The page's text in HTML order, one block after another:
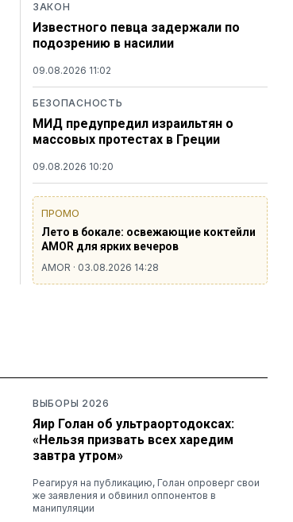
ЗАКОН
Известного певца задержали по
подозрению в насилии
09.08.2026 11:02
БЕЗОПАСНОСТЬ
МИД предупредил израильтян о
массовых протестах в Греции
09.08.2026 10:20
ПРОМО
Лето в бокале: освежающие коктейли
AMOR для ярких вечеров
AMOR · 03.08.2026 14:28
ВЫБОРЫ 2026
Яир Голан об ультраортодоксах:
«Нельзя призвать всех харедим
завтра утром»
Реагируя на публикацию, Голан опроверг свои
же заявления и обвинил оппонентов в
манипуляции